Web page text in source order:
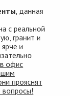
, данная
с реальной
гранит и
и
офис
прояснят